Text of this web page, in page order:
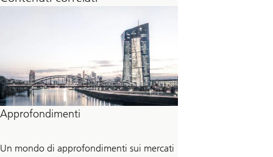
Approfondimenti
Un mondo di approfondimenti sui mercati